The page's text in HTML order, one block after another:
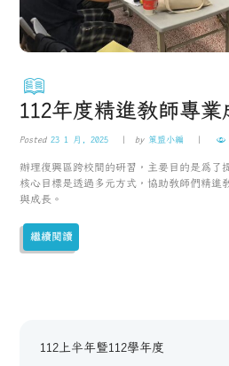
112年度精進教師專
Posted 23 1 月, 2025 by 策盟小編
辦理復興區跨校間的研習，主要目的是為了
核心目標是透過多元方式，協助教師們精進
與成長。
繼續閱讀
112上半年暨112學年度